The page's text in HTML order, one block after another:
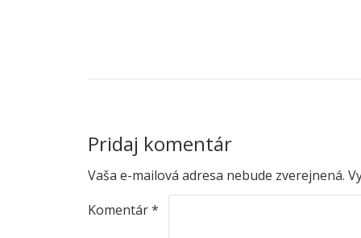
Pridaj komentár
Vaša e-mailová adresa nebude zverejnená.
Komentár*